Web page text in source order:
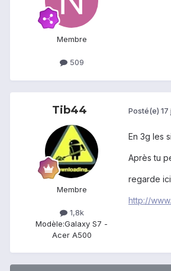
Membre
509
Tib44
Membre
1,8k
Modèle:Galaxy S7 -
Acer A500
Posté(e) 17
En 3g les
Après tu
regarde
http://